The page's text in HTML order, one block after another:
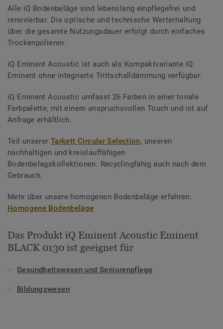
Alle iQ Bodenbeläge sind lebenslang einpflegefrei und
renovierbar. Die optische und technische Werterhaltung
über die gesamte Nutzungsdauer erfolgt durch einfaches
Trockenpolieren.
iQ Eminent Acoustic ist auch als Kompaktvariante iQ
Eminent ohne integrierte Trittschalldämmung verfügbar.
iQ Eminent Acoustic umfasst 26 Farben in einer tonale
Farbpalette, mit einem anspruchsvollen Touch und ist auf
Anfrage erhältlich.
Teil unserer Tarkett Circular Selection, unseren
nachhaltigen und kreislauffähigen
Bodenbelagskollektionen. Recyclingfähig auch nach dem
Gebrauch.
Mehr über unsere homogenen Bodenbeläge erfahren:
Homogene Bodenbeläge
Das Produkt iQ Eminent Acoustic Eminent
BLACK 0130 ist geeignet für
Gesundheitswesen und Seniorenpflege
Bildungswesen